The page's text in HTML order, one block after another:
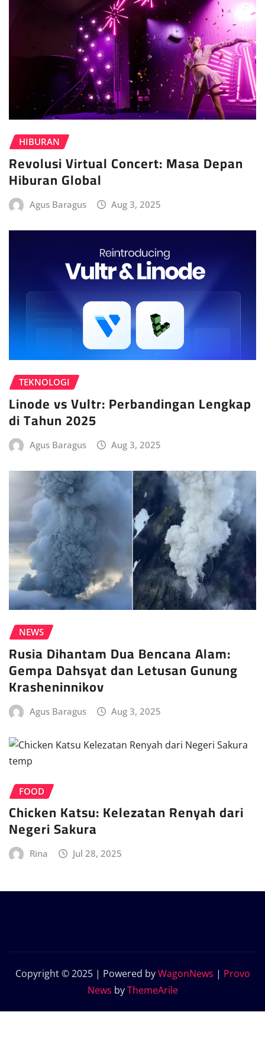
HIBURAN
Revolusi Virtual Concert: Masa Depan
Hiburan Global
Agus Baragus Aug 3, 2025
TEKNOLOGI
Linode vs Vultr: Perbandingan Lengkap
di Tahun 2025
Agus Baragus Aug 3, 2025
NEWS
Rusia Dihantam Dua Bencana Alam:
Gempa Dahsyat dan Letusan Gunung
Krasheninnikov
Agus Baragus Aug 3, 2025
FOOD
Chicken Katsu: Kelezatan Renyah dari
Negeri Sakura
Rina Jul 28, 2025
Copyright © 2025 | Powered byWagonNews | Provo
News byThemeArile